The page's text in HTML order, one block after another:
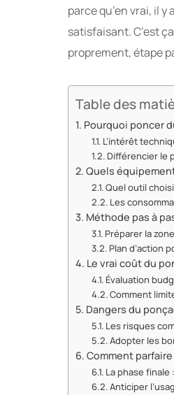
parce qu’en vrai, il
satisfaisant. C’est
proprement, étape
Table des
Pourquoi poncer
L’intérêt
Différencier le
Quels
Quel outil
Les
Méthode pas à
Préparer la
Plan d’action
Le vrai coût du
Évaluation
Comment
Dangers du
Les risques
Adopter les
Comment
La phase
Anticiper